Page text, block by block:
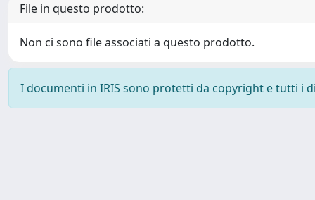
File in questo prodotto:
Non ci sono file associati a questo prodotto.
I documenti in IRIS sono protetti da copyright e tutti i